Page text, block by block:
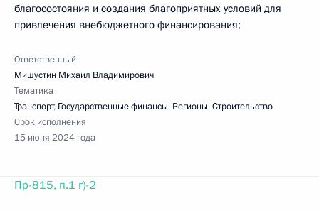
благосостояния и создания благоприятных условий для
привлечения внебюджетного финансирования;
Ответственный
Мишустин Михаил Владимирович
Тематика
Транспорт, Государственные финансы, Регионы,Строительство
Срок исполнения
15 июня 2024 года
Пр-815, п.1 г)-2